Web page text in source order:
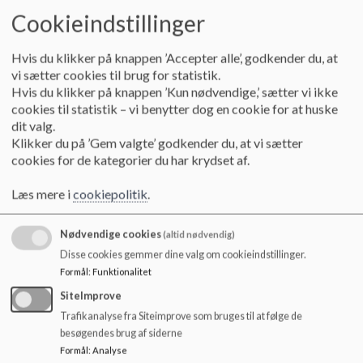
enkelte dagsordenspunkt skifter under hensyn til at opgaven
som mødeleder ikke varetages af samme person, som
indleder eller præsenterer det enkelte emne på dagsordenen.
Mødeform
Skolebestyrelsens virksomhed udøves i henhold til
folkeskolelovens § 44 (
de af Aalborg byråd fastsatte vedtægter med bilag (Læs
Aalborg Kommunes vedtægter for skolebestyrelser
Skolebestyrelsen udøver kun sin virksomhed i møder,
medmindre andet er besluttet i bestyrelsen, f.eks. delegation
til formanden eller et medlem. Intet bestyrelsesmedlem kan
alene udøve bestyrelsens beføjelser. Formanden er dog
berettiget til at ekspedere uopsættelige sager. På
næstfølgende møde orienterer formanden om sagen.
Beslutninger
Skolebestyrelsen er beslutningsdygtig, når mere end
Cookieindstillinger
Hvis du klikker på knappen ’Accepter alle’, godkender du, at
vi sætter cookies til brug for statistik.
Hvis du klikker på knappen ’Kun nødvendige,’ sætter vi ikke
cookies til statistik – vi benytter dog en cookie for at huske
dit valg.
Klikker du på ’Gem valgte’ godkender du, at vi sætter
cookies for de kategorier du har krydset af.
Læs mere icookiepolitik.
Nødvendige cookies(altid nødvendig)
Disse cookies gemmer dine valg om cookieindstillinger.
Formål: Funktionalitet
SiteImprove
Trafikanalyse fra Siteimprove som bruges til at følge de
besøgendes brug af siderne
Formål : Analyse